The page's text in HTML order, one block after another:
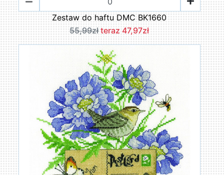
Zestaw do haftu DMC BK1660
55,99zł teraz 47,97zł